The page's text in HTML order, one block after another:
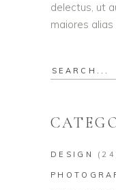
delectus, ut
maiores
Search
DESIGN